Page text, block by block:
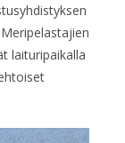
laituripaikalla